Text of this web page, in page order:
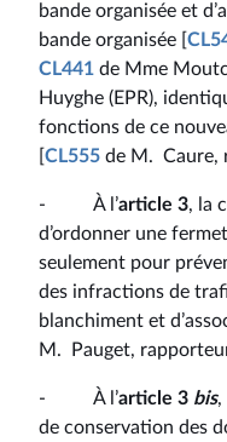
bande organisée et
bande organisée [
CL441 de Mme
Huyghe (EPR),
fonctions de ce
CL555 de M. Caure,
- À l’article 3, la
d’ordonner une
seulement pour
des infractions de
blanchiment et
M. Pauget,
- À l’article 3 bis,
de conservation des